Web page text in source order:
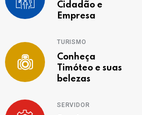
Cidadão e
Empresa
TURISMO
Conheça
Timóteo e suas
belezas
SERVIDOR